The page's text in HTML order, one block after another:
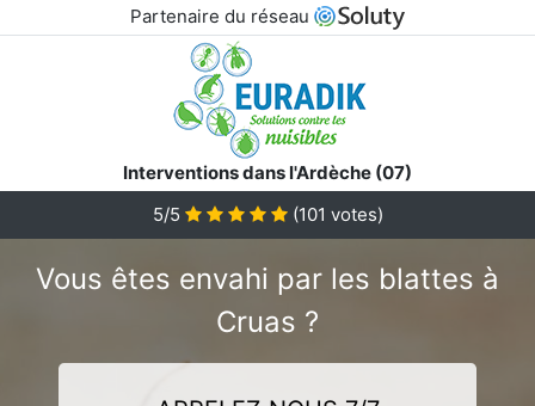
Partenaire du réseau
Interventions dans l'Ardèche (07)
5/5 (101 votes)
Vous êtes envahi par les blattes à
Cruas ?